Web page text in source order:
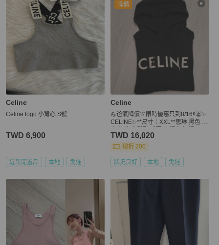
Celine
Celine logo 小背心 S號
TWD 6,900
近新閒置品 本地 免運
降價
Celine
💪爸氣降價👔限時優惠只到8/16‼️㊣✨
CELINE✨**尺寸：XXL**思琳 黑色 印
手衣/保證正品🌳二手樹屋🌳
TWD 16,020
現折 200
狀況良好 本地 免運